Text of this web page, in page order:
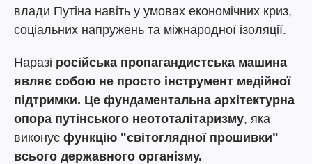
влади Путіна навіть у умовах економічних криз,
соціальних напружень та міжнародної ізоляції.
Наразі російська пропагандистська машина
являє собою не просто інструмент медійної
підтримки. Це фундаментальна архітектурна
опора путінського неототалітаризму, яка
виконує функцію "світоглядної прошивки"
всього державного організму.